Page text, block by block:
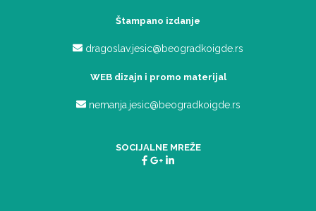
Štampano izdanje
dragoslav.jesic@beogradkoigde.rs
WEB dizajn i promo materijal
nemanja.jesic@beogradkoigde.rs
SOCIJALNE MREŽE